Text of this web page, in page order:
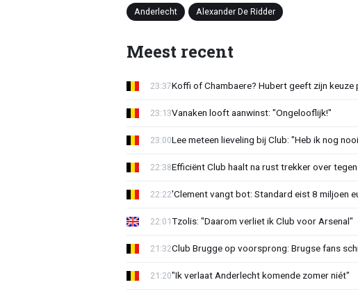
Anderlecht Alexander De Ridder
Meest recent
Koffi of Chambaere? Hubert geeft zijn keuze
23:37
Vanaken looft aanwinst: "Ongelooflijk!"
23:13
Lee meteen lieveling bij Club: "Heb ik nog
23:00
Efficiënt Club haalt na rust trekker over
22:38
'Clement vangt bot: Standard eist 8 miljoen
22:22
Tzolis: "Daarom verliet ik Club voor Arsenal"
22:01
Club Brugge op voorsprong: Brugse fans
21:32
"Ik verlaat Anderlecht komende zomer niét"
21:20